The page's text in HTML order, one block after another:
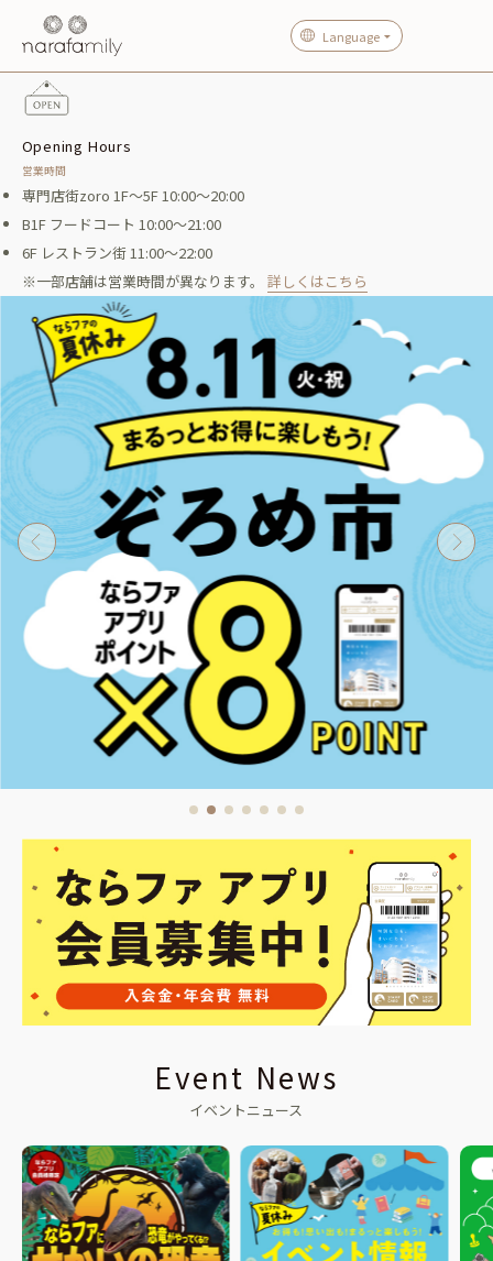
Language
Opening Hours
営業時間
専門店街zoro 1F～5F 10:00～20:00
B1F フードコート 10:00～21:00
6F レストラン街 11:00～22:00
※一部店舗は営業時間が異なります。 詳しくはこちら
Event News
イベントニュース